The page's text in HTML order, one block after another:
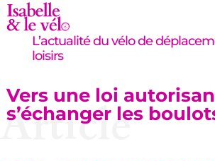
L’actualité du vélo de
loisirs
Vers une loi
s’échanger les
Article